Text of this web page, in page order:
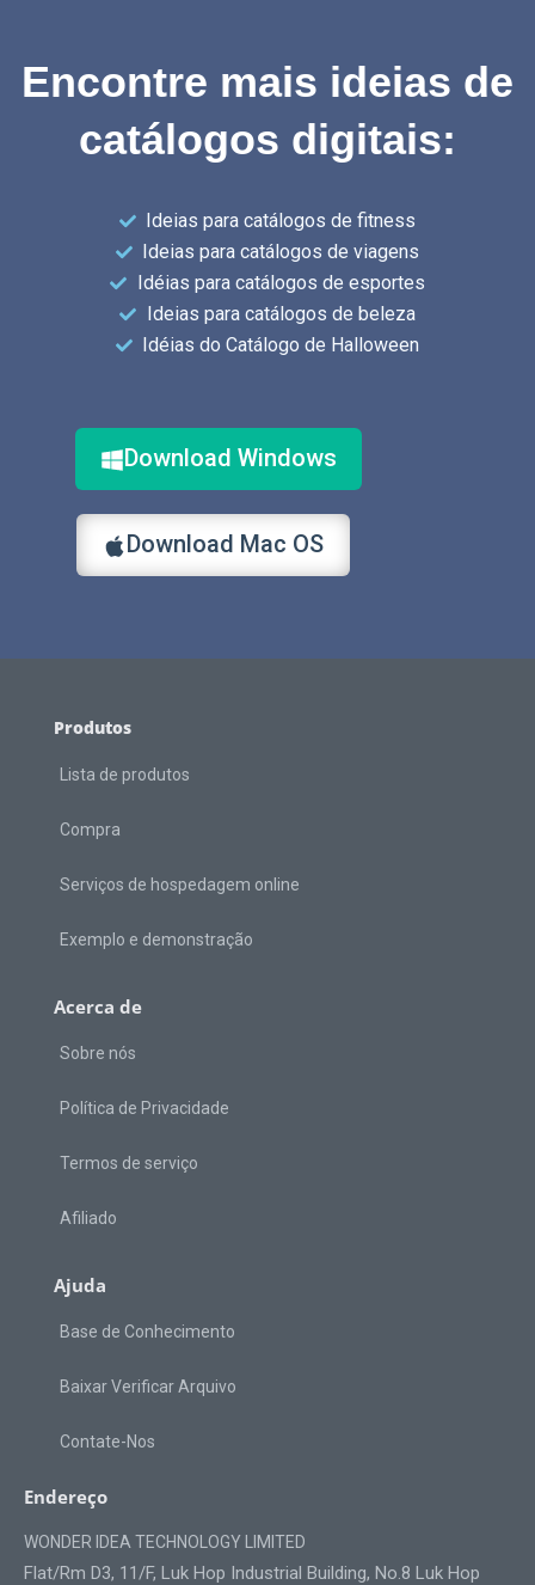
Encontre mais ideias de
catálogos digitais:
Ideias para catálogos de fitness
Ideias para catálogos de viagens
Idéias para catálogos de esportes
Ideias para catálogos de beleza
Idéias do Catálogo de Halloween
Download Windows
Download Mac OS
Produtos
Lista de produtos
Compra
Serviços de hospedagem online
Exemplo e demonstração
Acerca de
Sobre nós
Política de Privacidade
Termos de serviço
Afiliado
Ajuda
Base de Conhecimento
Baixar Verificar Arquivo
Contate-Nos
Endereço
WONDER IDEA TECHNOLOGY LIMITED
Flat/Rm D3, 11/F, Luk Hop Industrial Building, No.8 Luk Hop